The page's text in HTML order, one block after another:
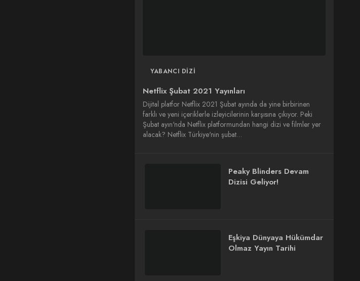
YABANCI DIZI
Netflix Şubat 2021 Yayınları
Dijital platfor Netflix 2021 Şubat ayında da yine birbirinen
farklı ve yeni içeriklerle izleyicilerinin karşısına çıkıyor. Peki
Şubat ayın'nda Netflix platformundan hangi dizi ve filmler yer
alacak? Netflix Türkiye'nin şubat…
Peaky Blinders Devam
Dizisi Geliyor!
Eşkiya Dünyaya Hükümdar
Olmaz Yayın Tarihi